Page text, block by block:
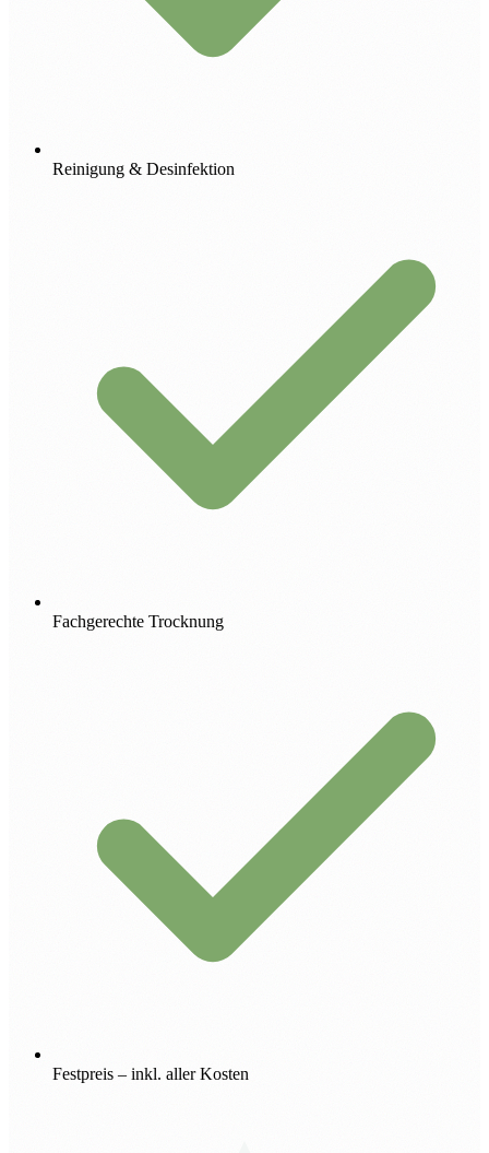
Reinigung & Desinfektion
Fachgerechte Trocknung
Festpreis – inkl. aller Kosten